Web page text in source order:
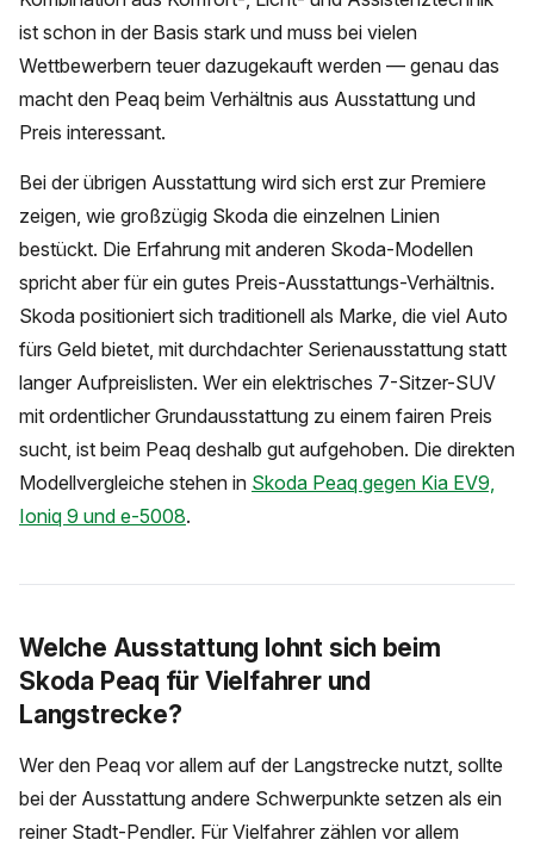
ist schon in der Basis stark und muss bei vielen
Wettbewerbern teuer dazugekauft werden — genau das
macht den Peaq beim Verhältnis aus Ausstattung und
Preis interessant.
Bei der übrigen Ausstattung wird sich erst zur Premiere
zeigen, wie großzügig Skoda die einzelnen Linien
bestückt. Die Erfahrung mit anderen Skoda-Modellen
spricht aber für ein gutes Preis-Ausstattungs-Verhältnis.
Skoda positioniert sich traditionell als Marke, die viel Auto
fürs Geld bietet, mit durchdachter Serienausstattung statt
langer Aufpreislisten. Wer ein elektrisches 7-Sitzer-SUV
mit ordentlicher Grundausstattung zu einem fairen Preis
sucht, ist beim Peaq deshalb gut aufgehoben. Die direkten
Modellvergleiche stehen in Skoda Peaq gegen Kia EV9,
Ioniq 9 und e-5008.
Welche Ausstattung lohnt sich beim
Skoda Peaq für Vielfahrer und
Langstrecke?
Wer den Peaq vor allem auf der Langstrecke nutzt, sollte
bei der Ausstattung andere Schwerpunkte setzen als ein
reiner Stadt-Pendler. Für Vielfahrer zählen vor allem